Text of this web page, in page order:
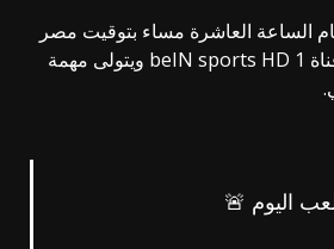
الساعة العاشرة مساء بتوقيت مصر
والسعودية وتذاع عبر قناة beIN sports HD 1 ويتولى مهمة
اليوم 🚨